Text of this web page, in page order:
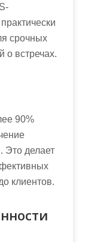
срочных
о встречах.
90%
Это делает
клиентов.